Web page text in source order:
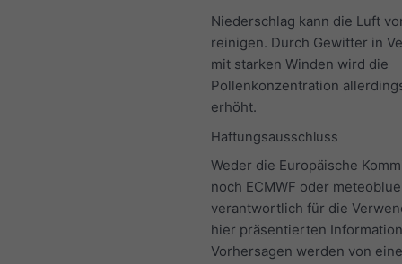
Niederschlag kann die Luft
reinigen. Durch Gewitter in
mit starken Winden wird die
Pollenkonzentration
erhöht.
Haftungsausschluss
Weder die Europäische
noch ECMWF oder
verantwortlich für die
hier präsentierten
Vorhersagen werden von